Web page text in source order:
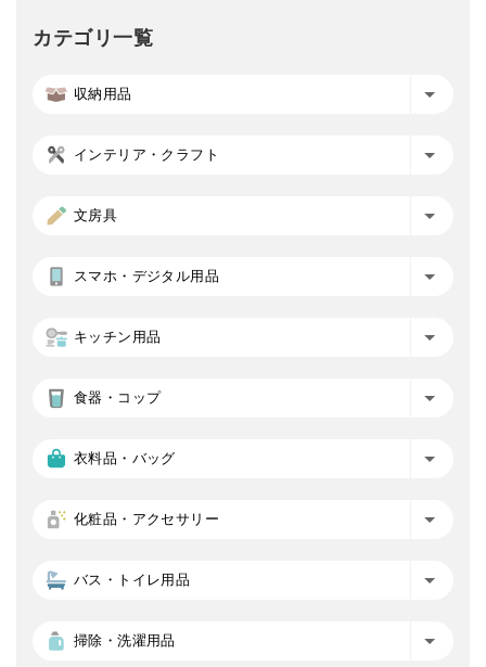
カテゴリ一覧
収納用品
インテリア・クラフト
文房具
スマホ・デジタル用品
キッチン用品
食器・コップ
衣料品・バッグ
化粧品・アクセサリー
バス・トイレ用品
掃除・洗濯用品